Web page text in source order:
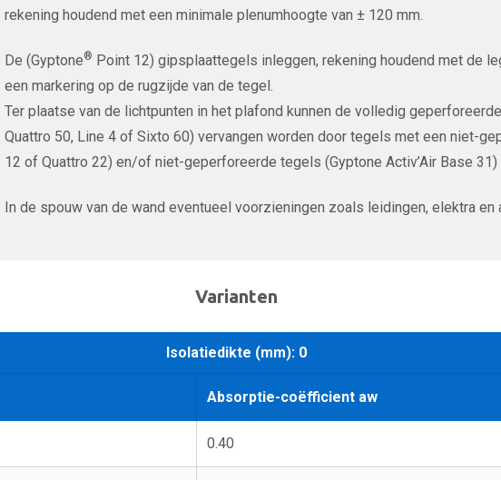
rekening houdend met een minimale plenumhoogte van ± 120 mm.
De (Gyptone® Point 12) gipsplaattegels inleggen, rekening houdend met de
een markering op de rugzijde van de tegel.
Ter plaatse van de lichtpunten in het plafond kunnen de volledig
Quattro 50, Line 4 of Sixto 60) vervangen worden door tegels met een niet-
12 of Quattro 22) en/of niet-geperforeerde tegels (Gyptone Activ’Air Base
In de spouw van de wand eventueel voorzieningen zoals leidingen, elektra en
Varianten
Isolatiedikte (mm): 0
Absorptie-coëfficient aw
0.40